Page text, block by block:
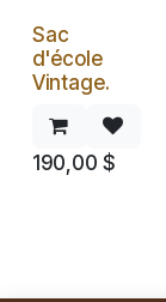
Sac
d'école
Vintage.
190,00 $